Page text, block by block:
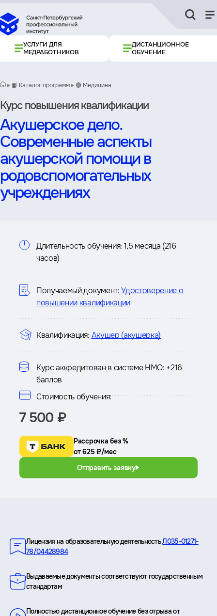
УСЛУГИ ДЛЯ
МЕДРАБОТНИКОВ
ДИСТАНЦИОННОЕ
ОБУЧЕНИЕ
📙 Каталог программ 🟢 Медицина
Курс повышения квалификации
Акушерское дело.
Современные аспекты
акушерской помощи в
родовспомогательных
учреждениях
Информация
курсе
Длительность обучения: 1,5 месяца (216
часов)
Получаемый документ: Удостоверение о
повышении квалификации
Квалификация: Акушер (акушерка)
Курс аккредитован в системе НМО: +216
баллов
Стоимость обучения:
7 500 ₽
Рассрочка без %
от 625 ₽/мес
Отправить заявку
Лицензия на образовательную деятельностьЛ035-01271-
78/04428984
Выдаваемые документы соответствуют государственным
стандартам
Полностью дистанционное обучение без отрыва от